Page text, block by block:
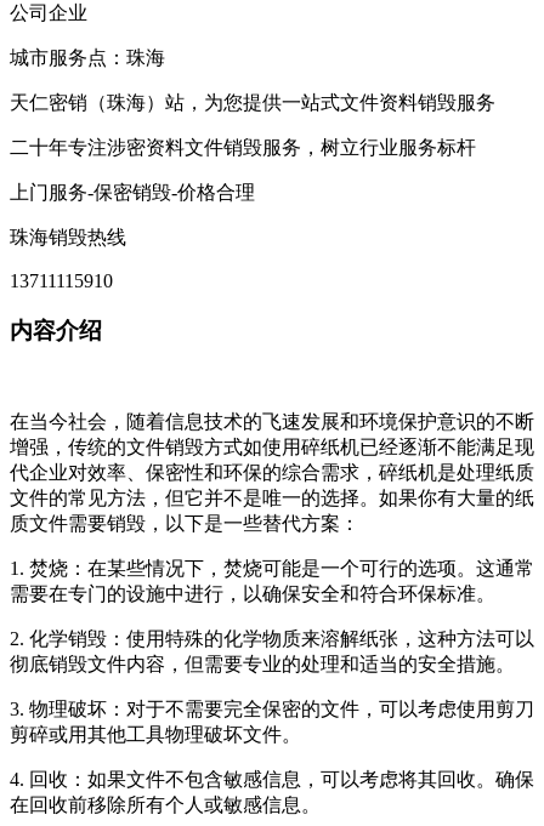
公司企业
城市服务点：珠海
天仁密销（珠海）站，为您提供一站式文件资料销毁服务
二十年专注涉密资料文件销毁服务，树立行业服务标杆
上门服务-保密销毁-价格合理
珠海销毁热线
13711115910
内容介绍
在当今社会，随着信息技术的飞速发展和环境保护意识的不断
增强，传统的文件销毁方式如使用碎纸机已经逐渐不能满足现
代企业对效率、保密性和环保的综合需求，碎纸机是处理纸质
文件的常见方法，但它并不是唯一的选择。如果你有大量的纸
质文件需要销毁，以下是一些替代方案：
1. 焚烧：在某些情况下，焚烧可能是一个可行的选项。这通常
需要在专门的设施中进行，以确保安全和符合环保标准。
2. 化学销毁：使用特殊的化学物质来溶解纸张，这种方法可以
彻底销毁文件内容，但需要专业的处理和适当的安全措施。
3. 物理破坏：对于不需要完全保密的文件，可以考虑使用剪刀
剪碎或用其他工具物理破坏文件。
4. 回收：如果文件不包含敏感信息，可以考虑将其回收。确保
在回收前移除所有个人或敏感信息。